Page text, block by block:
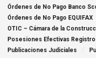
Órdenes de No Pago Banco
Órdenes de No Pago EQUIFAX
OTIC – Cámara de la
Posesiones Efectivas
Publicaciones Judiciales